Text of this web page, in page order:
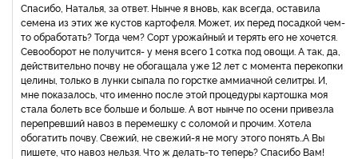
Спасибо, Наталья, за ответ. Нынче я вновь, как всегда, оставила
семена из этих же кустов картофеля. Может, их перед посадкой чем-
то обработать? Тогда чем? Сорт урожайный и терять его не хочется.
Севооборот не получится- у меня всего 1 сотка под овощи. А так, да,
действительно почву не обогащала уже 12 лет с момента перекопки
целины, только в лунки сыпала по горстке аммиачной селитры. И,
мне показалось, что именно после этой процедуры картошка моя
стала болеть все больше и больше. А вот нынче по осени привезла
перепревший навоз в перемешку с соломой и прочим. Хотела
обогатить почву. Свежий, не свежий-я не могу этого понять..А Вы
пишете, что навоз нельзя. Что ж делать-то теперь? Спасибо Вам!